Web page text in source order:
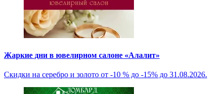
Жаркие дни в ювелирном салоне «Алалит»
Скидки на серебро и золото от -10 % до -15% до 31.08.2026.